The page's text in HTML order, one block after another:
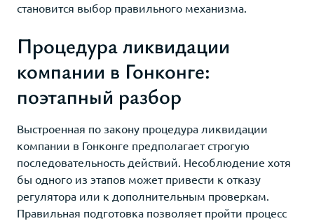
становится выбор правильного механизма.
Процедура ликвидации
компании в Гонконге:
поэтапный разбор
Выстроенная по закону процедура ликвидации
компании в Гонконге предполагает строгую
последовательность действий. Несоблюдение хотя
бы одного из этапов может привести к отказу
регулятора или к дополнительным проверкам.
Правильная подготовка позволяет пройти процесс